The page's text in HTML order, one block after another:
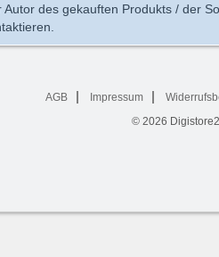
Autor des gekauften Produkts / der
AGB Impressum
© 2026